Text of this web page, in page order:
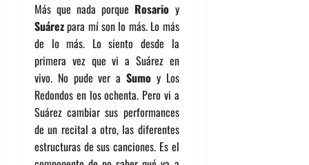
Más que nada porque Rosario y
Suárezpara mí son lo más. Lo más
de lo más. Lo siento desde la
primera vez que vi a Suárez en
vivo. No pude ver a Sumo y Los
Redondos en los ochenta. Pero vi a
Suárez cambiar sus performances
de un recital a otro, las diferentes
estructuras de sus canciones. Es el